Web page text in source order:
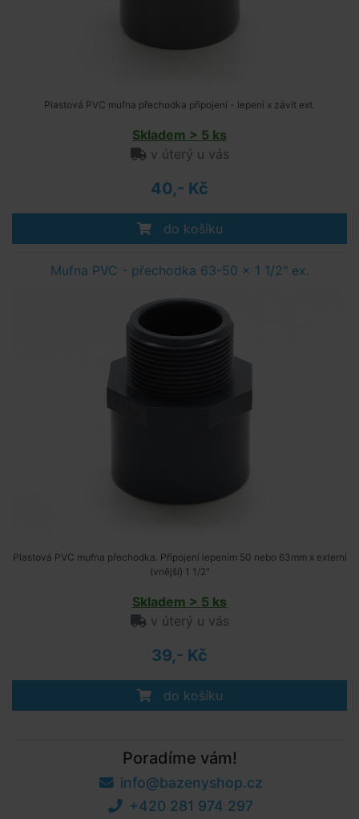
Plastová PVC mufna přechodka připojení - lepení x závit ext.
Skladem > 5 ks
v úterý u vás
40,- Kč
do košíku
Mufna PVC - přechodka 63-50 x 1 1/2" ex.
Plastová PVC mufna přechodka. Připojení lepením 50 nebo 63mm x externí
(vnější) 1 1/2"
Skladem > 5 ks
v úterý u vás
39,- Kč
do košíku
Poradíme vám!
info@bazenyshop.cz
+420 281 974 297